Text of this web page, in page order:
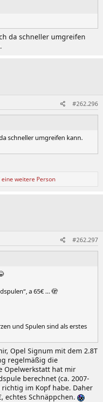
da schneller umgreifen
#262.296
schneller umgreifen kann.
eine weitere Person
#262.297
a 65€ … 🫣
und Spulen sind als erstes
Opel Signum mit dem 2.8T
regelmäßig die
Opelwerkstatt hat mir
berechnet (ca. 2007-
richtig im Kopf habe. Daher
echtes Schnäppchen.